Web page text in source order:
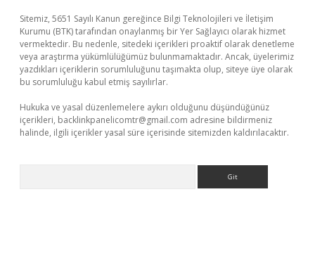
Sitemiz, 5651 Sayılı Kanun gereğince Bilgi Teknolojileri ve İletişim
Kurumu (BTK) tarafından onaylanmış bir Yer Sağlayıcı olarak hizmet
vermektedir. Bu nedenle, sitedeki içerikleri proaktif olarak denetleme
veya araştırma yükümlülüğümüz bulunmamaktadır. Ancak, üyelerimiz
yazdıkları içeriklerin sorumluluğunu taşımakta olup, siteye üye olarak
bu sorumluluğu kabul etmiş sayılırlar.
Hukuka ve yasal düzenlemelere aykırı olduğunu düşündüğünüz
içerikleri, backlinkpanelicomtr@gmail.com adresine bildirmeniz
halinde, ilgili içerikler yasal süre içerisinde sitemizden kaldırılacaktır.